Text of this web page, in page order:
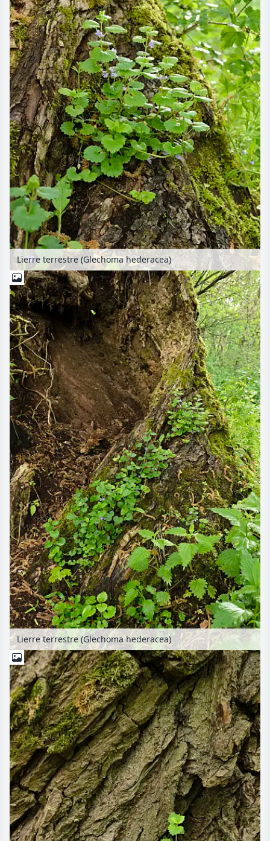
Lierre terrestre (Glechoma hederacea)
Lierre terrestre (Glechoma hederacea)